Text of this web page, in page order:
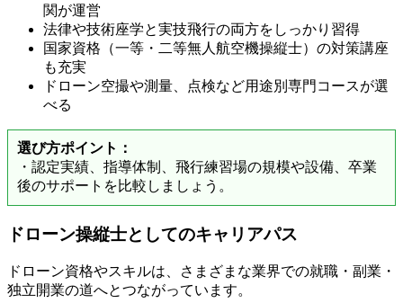
関が運営
法律や技術座学と実技飛行の両方をしっかり習得
国家資格（一等・二等無人航空機操縦士）の対策講座
も充実
ドローン空撮や測量、点検など用途別専門コースが選
べる
選び方ポイント：
・認定実績、指導体制、飛行練習場の規模や設備、卒業
後のサポートを比較しましょう。
ドローン操縦士としてのキャリアパス
ドローン資格やスキルは、さまざまな業界での就職・副業・
独立開業の道へとつながっています。